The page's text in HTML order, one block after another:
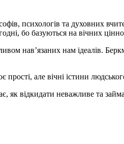
психологів та духовних
бо базуються на вічних
нав’язаних нам ідеалів.
але вічні істини
як відкидати неважливе та